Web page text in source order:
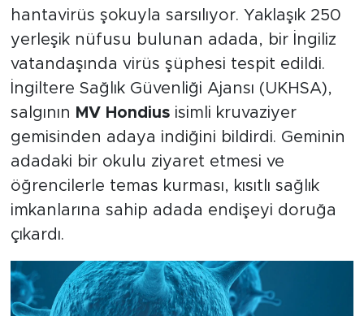
hantavirüs şokuyla sarsılıyor. Yaklaşık 250
yerleşik nüfusu bulunan adada, bir İngiliz
vatandaşında virüs şüphesi tespit edildi.
İngiltere Sağlık Güvenliği Ajansı (UKHSA),
salgının MV Hondiusisimli kruvaziyer
gemisinden adaya indiğini bildirdi. Geminin
adadaki bir okulu ziyaret etmesi ve
öğrencilerle temas kurması, kısıtlı sağlık
imkanlarına sahip adada endişeyi doruğa
çıkardı.